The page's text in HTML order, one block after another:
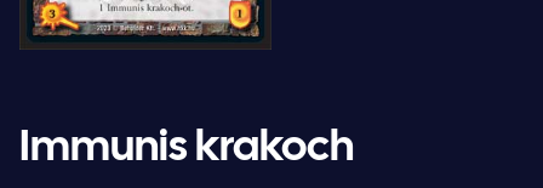
Immunis krakoch